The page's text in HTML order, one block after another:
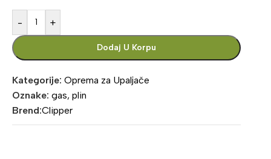
- +
Dodaj U Korpu
Kategorije: Oprema za Upaljače
Oznake: gas, plin
Brend:Clipper